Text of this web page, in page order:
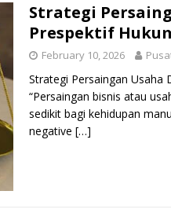
Strategi
Prespektif
February 10, 2026
Strategi Persaingan Usaha
“Persaingan bisnis atau
sedikit bagi kehidupan
negative […]